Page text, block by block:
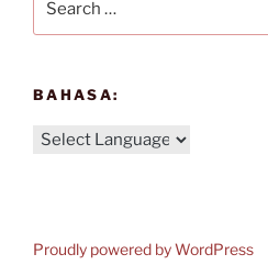
BAHASA:
Proudly powered by WordPress